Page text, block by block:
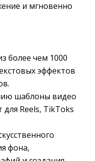
и мгновенно
более чем 1000
эффектов
шаблоны видео
Reels, TikToks
фона,